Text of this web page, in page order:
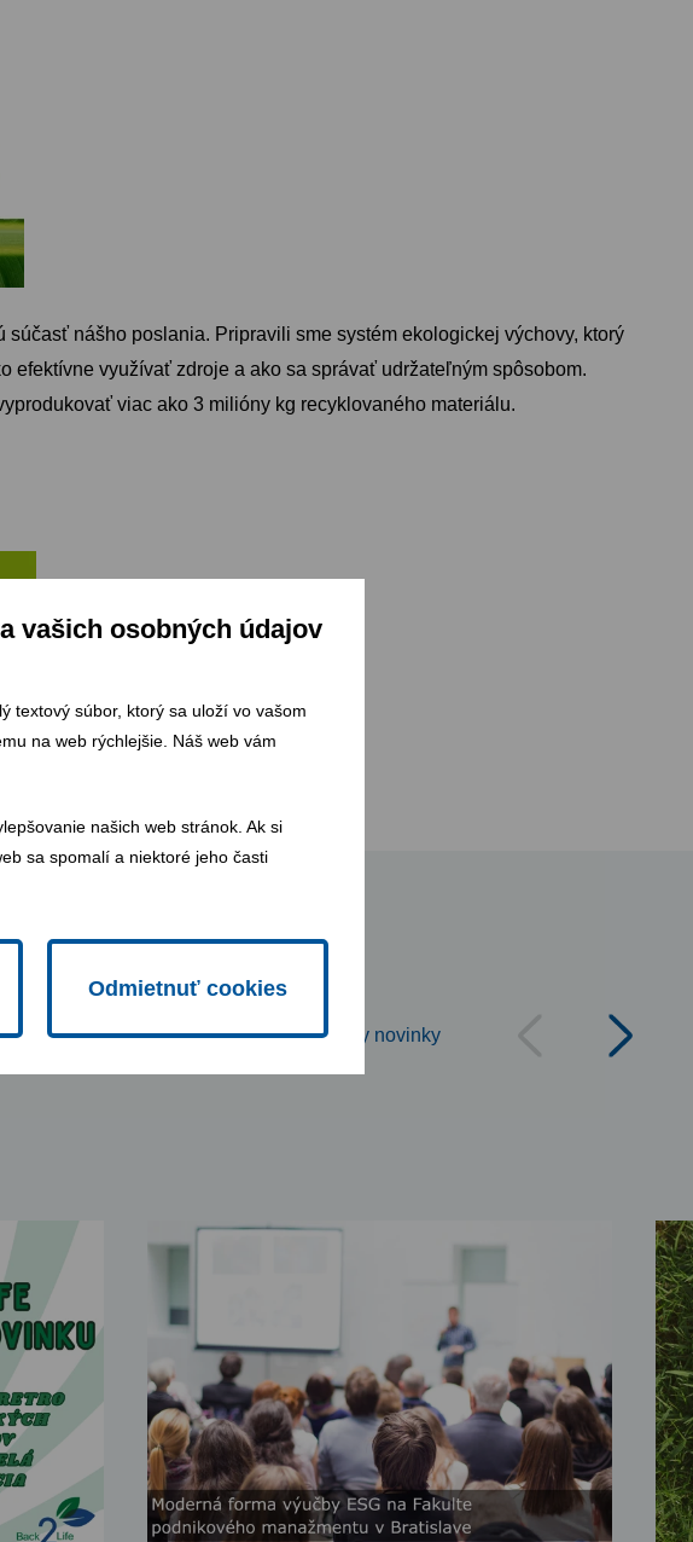
vašich osobných údajov
textový súbor, ktorý sa uloží vo vašom
na web rýchlejšie. Náš web vám
našich web stránok. Ak si
sa spomalí a niektoré jeho časti
Odmietnuť cookies
nášho poslania. Pripravili sme systém ekologickej výchovy, ktorý
efektívne využívať zdroje a ako sa správať udržateľným spôsobom.
viac ako 3 milióny kg recyklovaného materiálu.
Všetky novinky